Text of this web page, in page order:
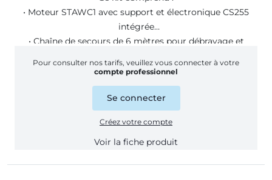
• Moteur STAWC1 avec support et électronique CS255
intégrée
• Chaîne de secours de 6 mètres pour débrayage et
• Boite à 3 boutons (montée, descente, stop)
• Cable de liaison de 7 mètres
Pour consulter nos tarifs, veuillez vous connecter à votre
compte professionnel
Se connecter
Créez votre compte
Voir la fiche produit